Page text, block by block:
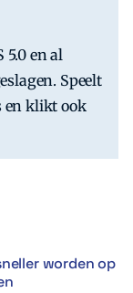
5.0 en al
Speelt
en klikt ook
worden op